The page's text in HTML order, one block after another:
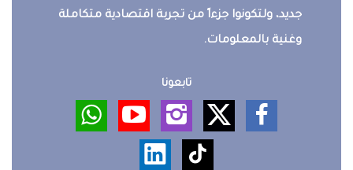
جديد، ولتكونوا جزءاً من تجربة اقتصادية متكاملة
وغنية بالمعلومات.
تابعونا